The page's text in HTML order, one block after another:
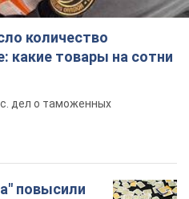
количество
какие товары на сотни
дел о таможенных
повысили